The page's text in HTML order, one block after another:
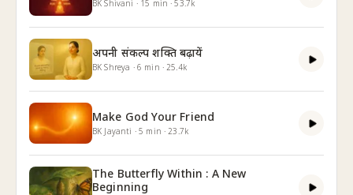
BK Shivani · 15 min ·53.7k
अपनी संकल्प शक्ति बढ़ायें
BK Shreya · 6 min · 25.4k
Make God Your Friend
BK Jayanti ·5 min · 23.7k
The Butterfly Within : A New
Beginning